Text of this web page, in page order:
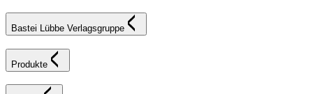
Bastei Lübbe Verlagsgruppe
Produkte